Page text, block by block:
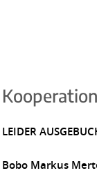
Markus